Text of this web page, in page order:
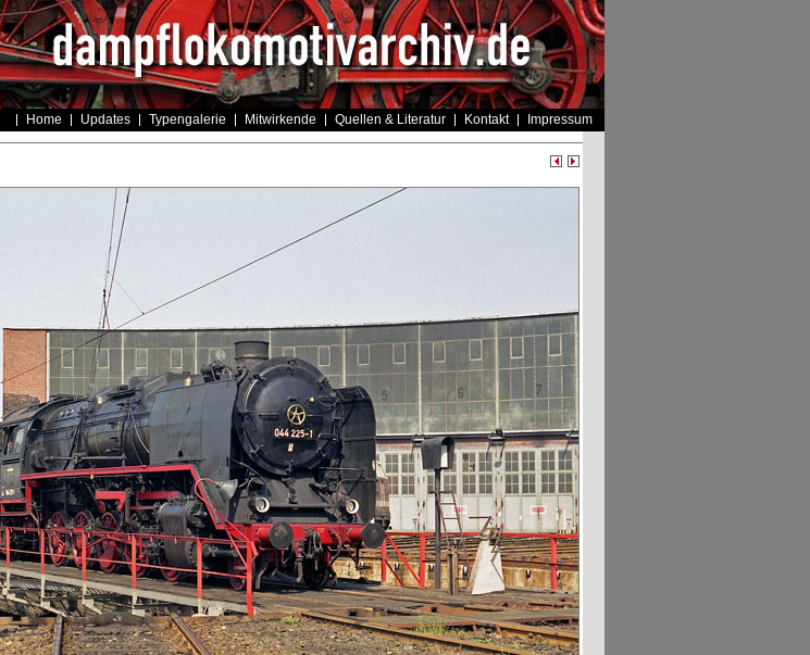
Home Updates Typengalerie Mitwirkende Quellen & Literatur Kontakt Impressum